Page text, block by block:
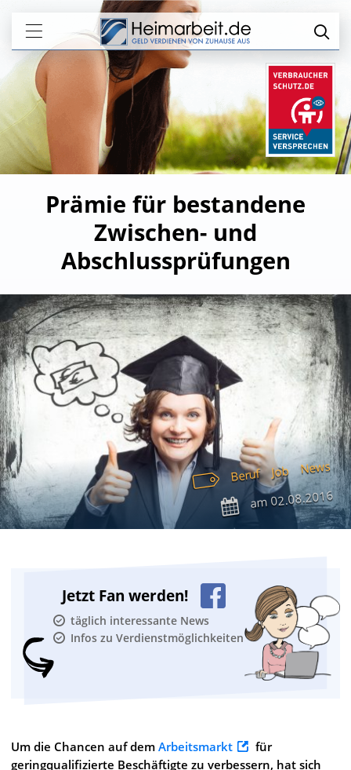
Prämie für bestandene
Zwischen- und
Abschlussprüfungen
Beruf Job News
am02.08.2016
Jetzt Fan werden!
täglich interessante News
Infos zu Verdienstmöglichkeiten
Um die Chancen auf dem Arbeitsmarkt
für
geringqualifizierte Beschäftigte zu verbessern, hat sich